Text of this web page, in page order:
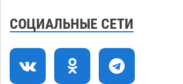
Астрахани продолжают не
торговые точки снесут
15:22
Ящерицу из астраханской
на новой серебряной монете
СОЦИАЛЬНЫЕ СЕТИ